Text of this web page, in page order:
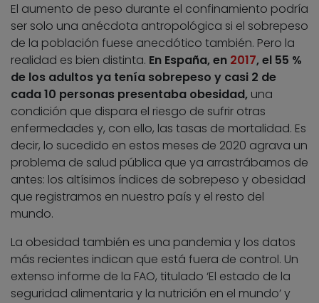
El aumento de peso durante el confinamiento podría
ser solo una anécdota antropológica si el sobrepeso
de la población fuese anecdótico también. Pero la
realidad es bien distinta. En España, en 2017, el 55 %
de los adultos ya tenía sobrepeso y casi 2 de
cada 10 personas presentaba obesidad, una
condición que dispara el riesgo de sufrir otras
enfermedades y, con ello, las tasas de mortalidad. Es
decir, lo sucedido en estos meses de 2020 agrava un
problema de salud pública que ya arrastrábamos de
antes: los altísimos índices de sobrepeso y obesidad
que registramos en nuestro país y el resto del
mundo.
La obesidad también es una pandemia y los datos
más recientes indican que está fuera de control. Un
extenso informe de la FAO, titulado ‘El estado de la
seguridad alimentaria y la nutrición en el mundo’ y